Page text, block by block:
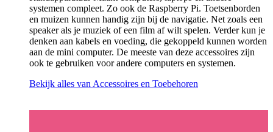
systemen compleet. Zo ook de Raspberry Pi. Toetsenborden
en muizen kunnen handig zijn bij de navigatie. Net zoals een
speaker als je muziek of een film af wilt spelen. Verder kun je
denken aan kabels en voeding, die gekoppeld kunnen worden
aan de mini computer. De meeste van deze accessoires zijn
ook te gebruiken voor andere computers en systemen.
Bekijk alles van Accessoires en Toebehoren